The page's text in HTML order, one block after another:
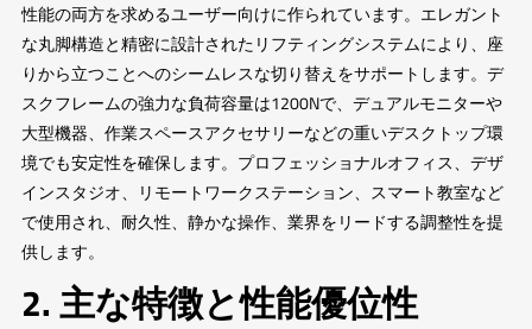
性能の両方を求めるユーザー向けに作られています。エレガント
な丸脚構造と精密に設計されたリフティングシステムにより、座
りから立つことへのシームレスな切り替えをサポートします。デ
スクフレームの強力な負荷容量は1200Nで、デュアルモニターや
大型機器、作業スペースアクセサリーなどの重いデスクトップ環
境でも安定性を確保します。プロフェッショナルオフィス、デザ
インスタジオ、リモートワークステーション、スマート教室など
で使用され、耐久性、静かな操作、業界をリードする調整性を提
供します。
2. 主な特徴と性能優位性